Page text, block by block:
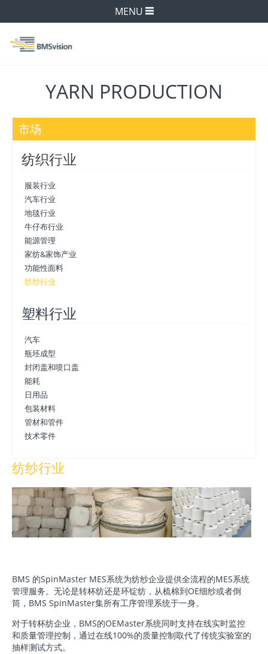
MENU
YARN PRODUCTION
市场
纺织行业
服装行业
汽车行业
地毯行业
牛仔布行业
能源管理
家纺&家饰产业
功能性面料
纺纱行业
塑料行业
汽车
瓶坯成型
封闭盖和喷口盖
能耗
日用品
包装材料
管材和管件
技术零件
纺纱行业
BMS 的SpinMaster MES系统为纺纱企业提供全流程的MES系统
管理服务。无论是转杯纺还是环锭纺，从梳棉到OE细纱或者倒
筒，BMS SpinMaster集所有工序管理系统于一身。
对于转杯纺企业，BMS的OEMaster系统同时支持在线实时监控
和质量管理控制，通过在线100%的质量控制取代了传统实验室的
抽样测试方式。